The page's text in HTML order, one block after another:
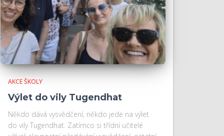
AKCE ŠKOLY
Výlet do vily Tugendhat
Někdo dává vysvědčení, někdo jede na výlet
do vily Tugendhat. Zatímco si třídní učitelé